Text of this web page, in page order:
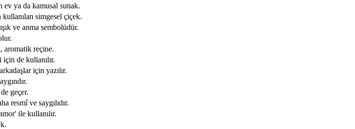
ya da kamusal sunak.
simgesel çiçek.
ve anma sembolüdür.
aromatik reçine.
de kullanılır.
için yazılır.
geçer.
resmî ve saygılıdır.
ile kullanılır.